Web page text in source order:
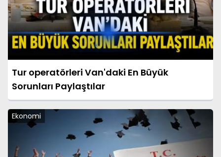
Tur operatörleri Van'daki En Büyük
Sorunları Paylaştılar
Ekonomi